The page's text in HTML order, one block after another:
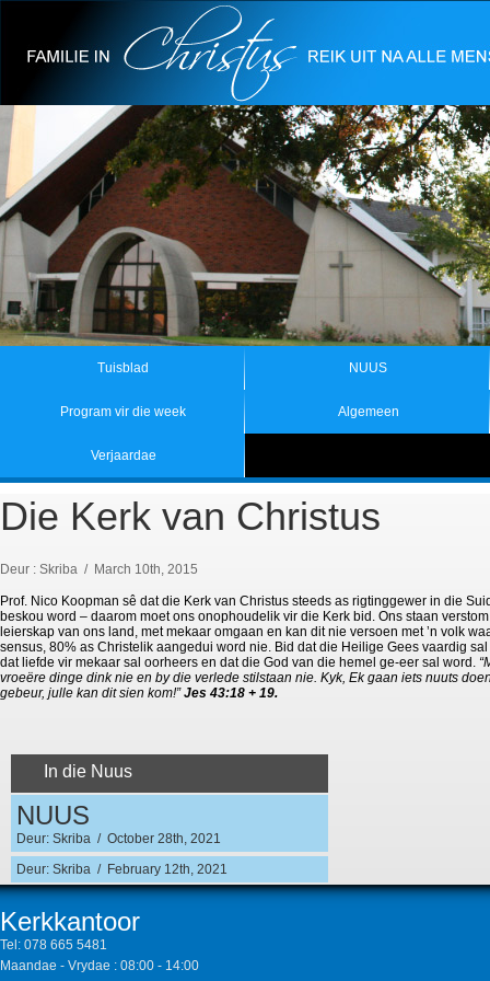
Tuisblad NUUS
Program vir die week Algemeen
Verjaardae
Die Kerk van Christus
Deur : Skriba / March 10th, 2015
Prof. Nico Koopman sê dat die Kerk van Christus steeds as rigtinggewer in die
beskou word – daarom moet ons onophoudelik vir die Kerk bid. Ons staan
leierskap van ons land, met mekaar omgaan en kan dit nie versoen met ’n volk
sensus, 80% as Christelik aangedui word nie. Bid dat die Heilige Gees vaardig
dat liefde vir mekaar sal oorheers en dat die God van die hemel ge-eer sal word.
vroeëre dinge dink nie en by die verlede stilstaan nie. Kyk, Ek gaan iets nuuts
gebeur, julle kan dit sien kom!”Jes 43:18 + 19.
In die Nuus
NUUS
Deur: Skriba / October 28th, 2021
Deur: Skriba / February 12th, 2021
Kerkkantoor
Tel: 078 665 5481
Maandae - Vrydae : 08:00 - 14:00